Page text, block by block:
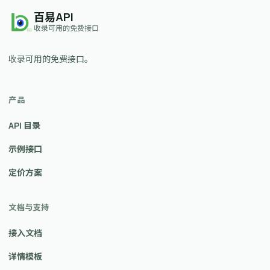
百易API
收录可用的免费接口
收录可用的免费接口。
产品
API 目录
示例接口
定价方案
文档与支持
接入文档
详情模板